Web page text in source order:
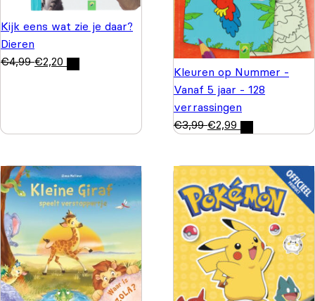
Kijk eens wat zie je daar?
Dieren
€4,99 €2,20
Kleuren op Nummer -
Vanaf 5 jaar - 128
verrassingen
€3,99 €2,99